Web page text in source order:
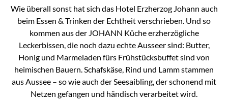
Wie überall sonst hat sich das Hotel Erzherzog Johann auch
beim Essen & Trinken der Echtheit verschrieben. Und so
kommen aus der JOHANN Küche erzherzögliche
Leckerbissen, die noch dazu echte Ausseer sind: Butter,
Honig und Marmeladen fürs Frühstücksbuffet sind von
heimischen Bauern. Schafskäse, Rind und Lamm stammen
aus Aussee – so wie auch der Seesaibling, der schonend mit
Netzen gefangen und händisch verarbeitet wird.